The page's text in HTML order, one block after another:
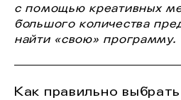
с помощью креативных
большого количества
найти «свою» программу.
Как правильно